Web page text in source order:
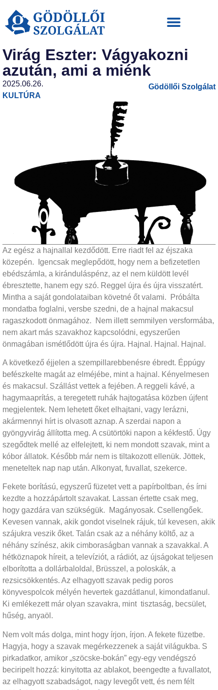
Virág Eszter: Vágyakozni
azután, ami a miénk
2025.06.26.
KULTÚRA
Gödöllői Szolgálat
Az egész a hajnallal kezdődött. Erre riadt fel az éjszaka
közepén. Igencsak meglepődött, hogy nem a befizetetlen
ebédszámla, a kiránduláspénz, az el nem küldött levél
ébresztette, hanem egy szó. Reggel újra és újra visszatért.
Mintha a saját gondolataiban követné őt valami. Próbálta
mondatba foglalni, versbe szedni, de a hajnal makacsul
ragaszkodott önmagához. Nem illett semmilyen versformába,
nem akart más szavakhoz kapcsolódni, egyszerűen
önmagában ismétlődött újra és újra. Hajnal. Hajnal. Hajnal.
A következő éjjelen a szempillarebbenésre ébredt. Éppúgy
befészkelte magát az elméjébe, mint a hajnal. Kényelmesen
és makacsul. Szállást vettek a fejében. A reggeli kávé, a
hagymaaprítás, a teregetett ruhák hajtogatása közben újfent
megjelentek. Nem lehetett őket elhajtani, vagy lerázni,
akármennyi hírt is olvasott aznap. A szerdai napon a
gyöngyvirág állította meg. A csütörtöki napon a kékfestő. Úgy
szegődtek mellé az elfelejtett, ki nem mondott szavak, mint a
kóbor állatok. Később már nem is tiltakozott ellenük. Jöttek,
meneteltek nap nap után. Alkonyat, fuvallat, szekerce.
Fekete borítású, egyszerű füzetet vett a papírboltban, és írni
kezdte a hozzápártolt szavakat. Lassan értette csak meg,
hogy gazdára van szükségük. Magányosak. Csellengőek.
Kevesen vannak, akik gondot viselnek rájuk, túl kevesen, akik
szájukra veszik őket. Talán csak az a néhány költő, az a
néhány színész, akik cimboraságban vannak a szavakkal. A
hétköznapok híreit, a televíziót, a rádiót, az újságokat teljesen
elborította a dollárbaloldal, Brüsszel, a poloskák, a
rezsicsökkentés. Az elhagyott szavak pedig poros
könyvespolcok mélyén hevertek gazdátlanul, kimondatlanul.
Ki emlékezett már olyan szavakra, mint tisztaság, becsület,
hűség, anyaöl.
Nem volt más dolga, mint hogy írjon, írjon. A fekete füzetbe.
Hagyja, hogy a szavak megérkezzenek a saját világukba. S
pirkadatkor, amikor „szöcske-bokán” egy-egy vendégszó
beciripelt hozzá: kinyitotta az ablakot, beengedte a fuvallatot,
az elhagyott szabadságot, nagy levegőt vett, és nem félt